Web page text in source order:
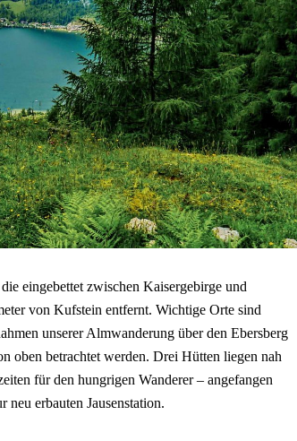
eingebettet zwischen Kaisergebirge und
von Kufstein entfernt. Wichtige Orte sind
unserer Almwanderung über den Ebersberg
oben betrachtet werden. Drei Hütten liegen nah
für den hungrigen Wanderer – angefangen
erbauten Jausenstation.